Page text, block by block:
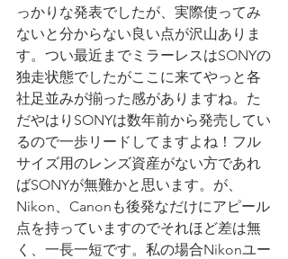
っかりな発表でしたが、実際使ってみ
ないと分からない良い点が沢山ありま
す。つい最近までミラーレスはSONYの
独走状態でしたがここに来てやっと各
社足並みが揃った感がありますね。た
だやはりSONYは数年前から発売してい
るので一歩リードしてますよね！フル
サイズ用のレンズ資産がない方であれ
ばSONYが無難かと思います。が、
Nikon、Canonも後発なだけにアピール
点を持っていますのでそれほど差は無
く、一長一短です。私の場合Nikonユー